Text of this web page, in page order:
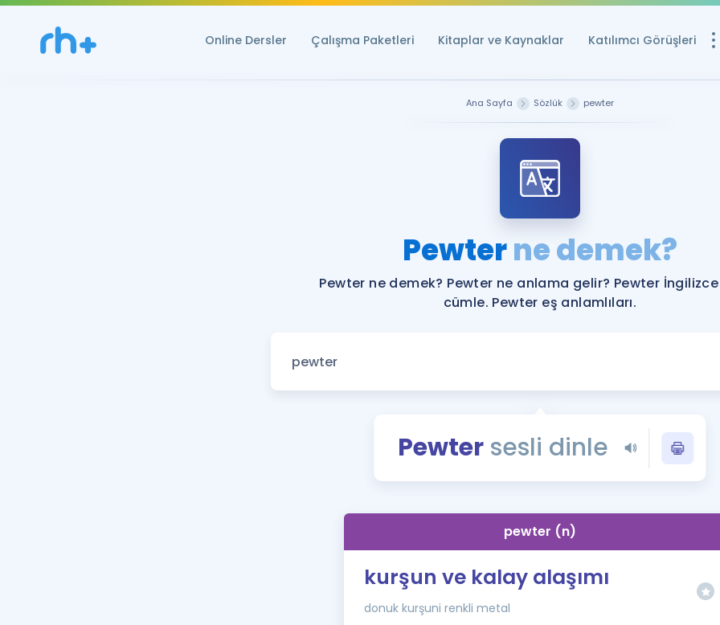
Online Dersler Çalışma Paketleri Kitaplar ve Kaynaklar Katılımcı Görüşleri
YDS ve YÖKDİL
Rehberlik Aracı
YDS ve YÖKDİL'e
Tüm ÖSYM
YDS - YÖKDİL
İngilizce Gramer
Ana Sayfa Sözlük pewter
Pewterne demek?
Pewter ne demek? Pewter ne anlama gelir? Pewter
cümle. Pewter eş anlamlıları.
Pewter sesli dinle
pewter (n)
kurşun ve kalay alaşımı
donuk kurşuni renkli metal